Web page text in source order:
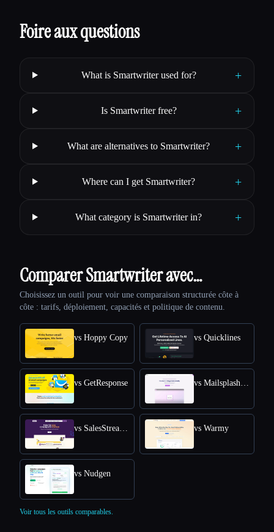
Foire aux questions
What is Smartwriter used for? +
Is Smartwriter free? +
What are alternatives to Smartwriter? +
Where can I get Smartwriter? +
What category is Smartwriter in? +
Comparer Smartwriter avec…
Choisissez un outil pour voir une comparaison structurée côte à
côte : tarifs, déploiement, capacités et politique de contenu.
vs Hoppy Copy vs Quicklines
vs GetResponse
vs Warmy
vs Nudgen
Voir tous les outils comparables.